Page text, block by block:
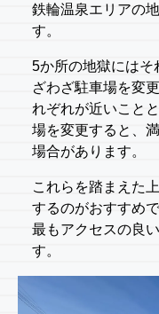
鉄輪温泉エリアの
す。
5か所の地獄にはそ
ざわざ駐車場を変
れぞれが近いこと
場を変更すると、
場合があります。
これらを踏まえた
するのがおすすめ
最もアクセスの良
す。